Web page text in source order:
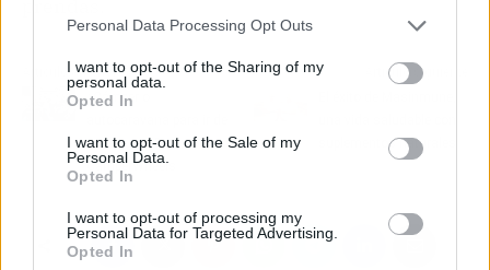
Personal Data Processing Opt Outs
I want to opt-out of the Sharing of my
personal data.
Opted In
I want to opt-out of the Sale of my
Personal Data.
Opted In
I want to opt-out of processing my
Personal Data for Targeted Advertising.
Opted In
Artículo anterior
¿Cámper o
vacaciones?, con
CamperWheels
Artículo siguiente
suplementos naturales